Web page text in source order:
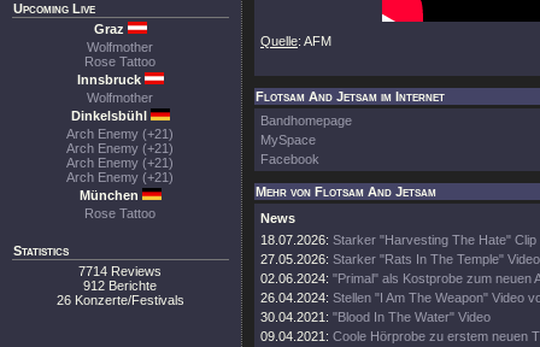
Upcoming Live
Graz
Wolfmother
Rose Tattoo
Innsbruck
Wolfmother
Dinkelsbühl
Arch Enemy (+21)
Arch Enemy (+21)
Arch Enemy (+21)
Arch Enemy (+21)
München
Rose Tattoo
Statistics
7714 Reviews
912 Berichte
26 Konzerte/Festivals
Quelle: AFM
Flotsam And Jetsam im Internet
Bandhomepage
MySpace
Facebook
Mehr von Flotsam And Jetsam
News
18.07.2026: Starker "Harvesting The Hate" Clip
27.05.2026: Starker "Rats In The Temple"
02.06.2024: "Primal" als Kostprobe zum neuen
26.04.2024: Stellen "I Am The Weapon" Video
30.04.2021: "Blood In The Water" Video
09.04.2021: Coole Hörprobe zu erstem neuen